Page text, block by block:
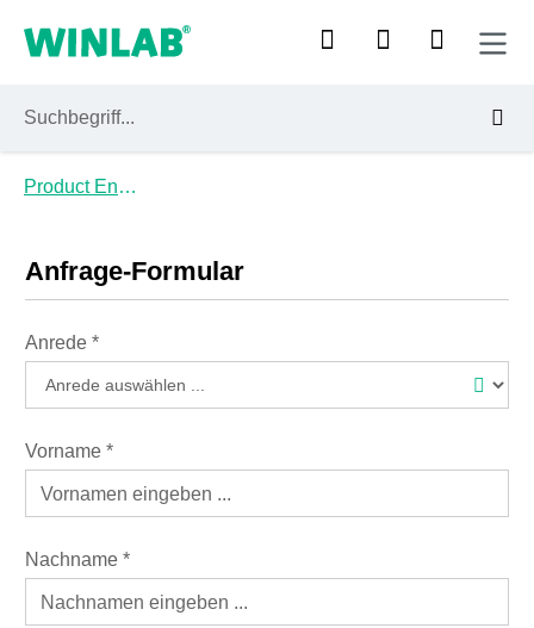
Zum Hauptinhalt springen
Product Enquiry
Anfrage-Formular
Anrede *
Vorname *
Nachname *